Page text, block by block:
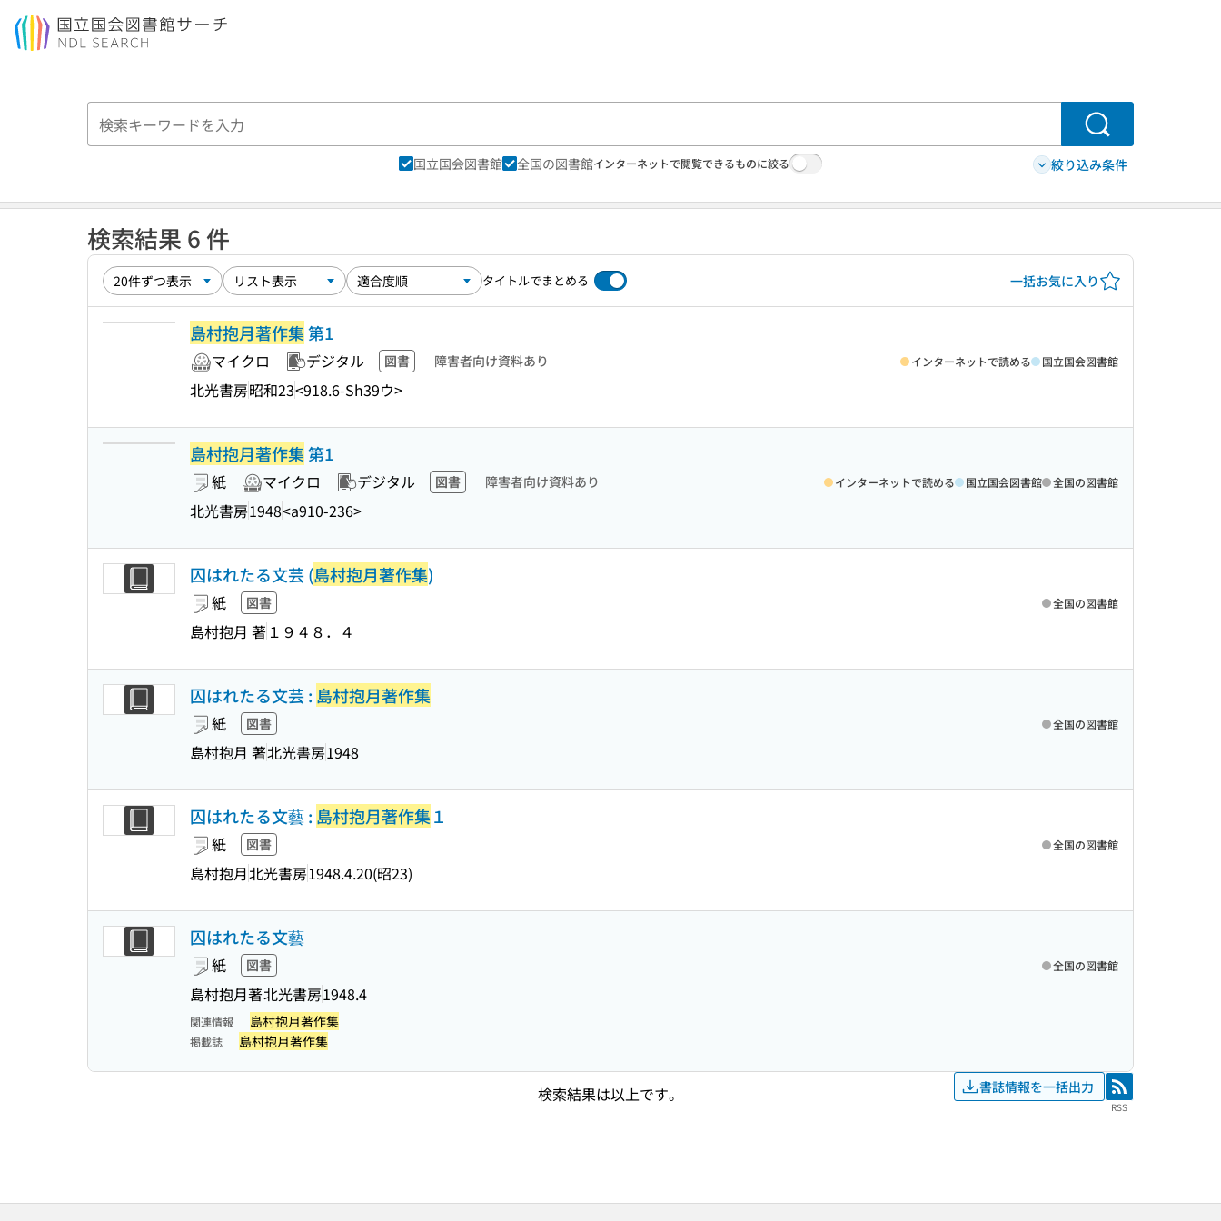
本文へ移動
検索
国立国会図書館 全国の図書館インターネットで閲覧できるものに絞る 絞り込み条件
検索結果 6 件
タイトルでまとめる 一括お気に入り
島村抱月著作集第1
マイクロ デジタル 図書 障害者向け資料あり
北光書房昭和23<918.6-Sh39ウ>
インターネットで読める 国立国会図書館
島村抱月著作集第1
紙 マイクロ デジタル 図書 障害者向け資料あり
北光書房1948<a910-236>
インターネットで読める 国立国会図書館 全国の図書館
囚はれたる文芸 (島村抱月著作集)
紙 図書
島村抱月 著 １９４８．４
全国の図書館
囚はれたる文芸 : 島村抱月著作集
紙 図書
島村抱月 著北光書房1948
全国の図書館
囚はれたる文藝 : 島村抱月著作集１
紙 図書
島村抱月北光書房1948.4.20(昭23)
全国の図書館
囚はれたる文藝
紙 図書
島村抱月著北光書房1948.4
全国の図書館
関連情報 島村抱月著作集
掲載誌 島村抱月著作集
検索結果は以上です。 書誌情報を一括出力 RSS
RSS